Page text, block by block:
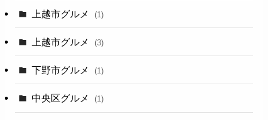
上越市グルメ (1)
上越市グルメ (3)
下野市グルメ (1)
中央区グルメ (1)